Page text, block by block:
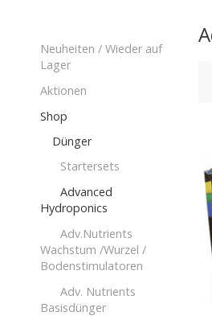
Neuheiten / Wieder auf
Lager
Aktionen
Shop
Dünger
Startersets
Advanced
Hydroponics
Adv.Nutrients
Wachstum /Wurzel /
Bodenstimulatoren
Adv. Nutrients
Basisdünger